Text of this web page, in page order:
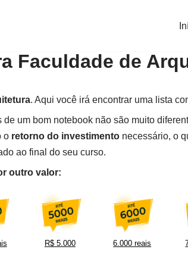
Faculdade de
. Aqui você irá encontrar uma lista
um bom notebook não são muito
o retorno do investimento necessário, o
ao final do seu curso.
outro valor:
R$ 5.000 6.000 reais